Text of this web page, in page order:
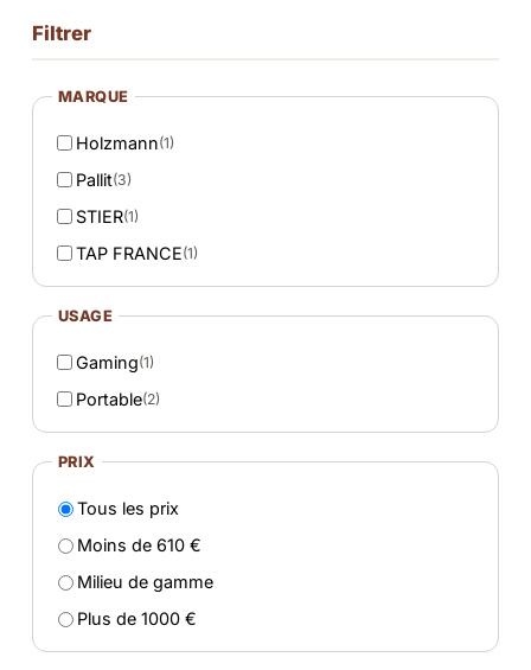
Filtrer
MARQUE
Holzmann(1)
Pallit(3)
STIER(1)
TAP FRANCE(1)
USAGE
Gaming(1)
Portable(2)
PRIX
Tous les prix
Moins de 610 €
Milieu de gamme
Plus de 1000 €